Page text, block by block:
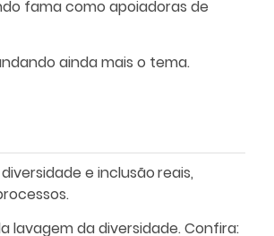
fama como apoiadoras de
ainda mais o tema.
e inclusãoreais,
lavagem da diversidade. Confira: